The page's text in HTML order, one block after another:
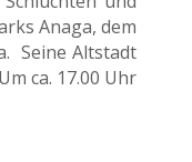
Anaga, dem
Seine Altstadt
ca. 17.00 Uhr